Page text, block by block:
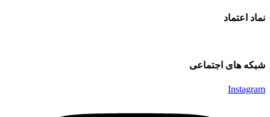
نماد اعتماد
شبکه های اجتماعی
Instagram